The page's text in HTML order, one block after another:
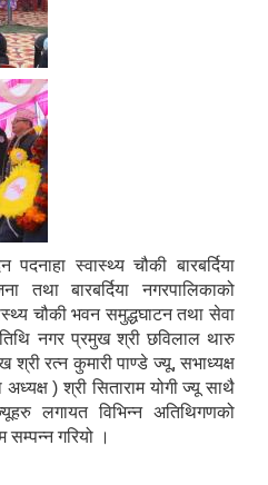
स्वास्थ्य चौकी बारबर्दिया
तथा बारबर्दिया नगरपालिकाको
चौकी भवन समुद्धघाटन तथा सेवा
नगर प्रमुख श्री छविलाल थारु
श्री रत्न कुमारी पाण्डे ज्यू, सभाध्यक्ष
) श्री सिताराम योगी ज्यू साथै
लगायत विभिन्न अतिथिगणको
सम्पन्न गरियो ।